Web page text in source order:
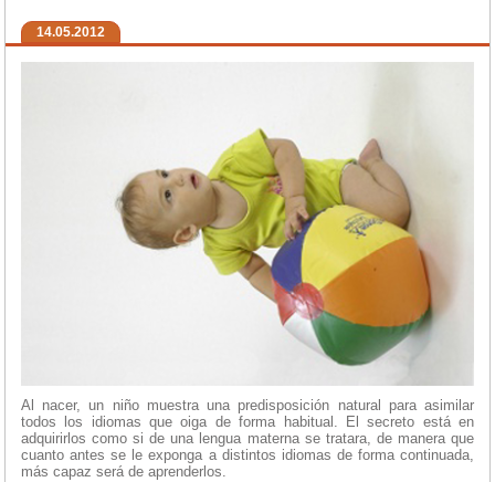
14.05.2012
Al nacer, un niño muestra una predisposición natural para asimilar
todos los idiomas que oiga de forma habitual. El secreto está en
adquirirlos como si de una lengua materna se tratara, de manera que
cuanto antes se le exponga a distintos idiomas de forma continuada,
más capaz será de aprenderlos.